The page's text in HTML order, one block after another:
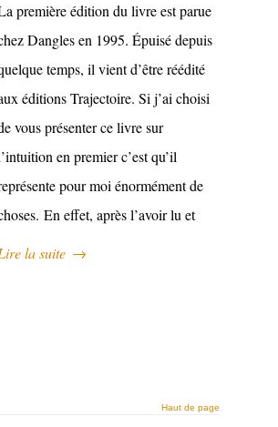
première édition du livre est parue
Dangles en 1995. Épuisé depuis
temps, il vient d’être réédité
éditions Trajectoire. Si j’ai choisi
vous présenter ce livre sur
en premier c’est qu’il
pour moi énormément de
En effet, après l’avoir lu et
la suite →
Haut de page